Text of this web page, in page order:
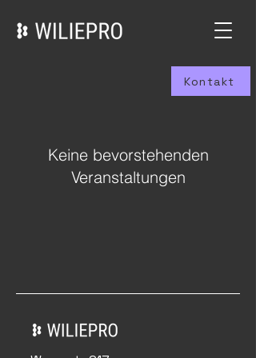
Kontakt
Keine bevorstehenden
Veranstaltungen